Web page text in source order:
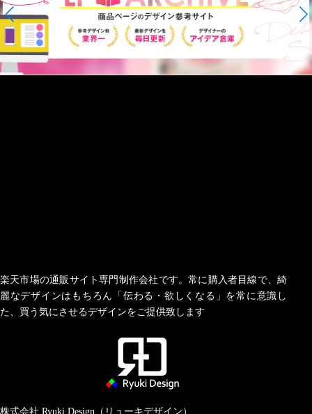
楽天市場の通販サイト専門制作会社です。常に購入者目線で、綺
麗なデザインはもちろん「伝わる・欲しくなる」を常に意識し
た、買う気にさせるデザインをご提供致します
株式会社 Ryuki Design（リューキデザイン）